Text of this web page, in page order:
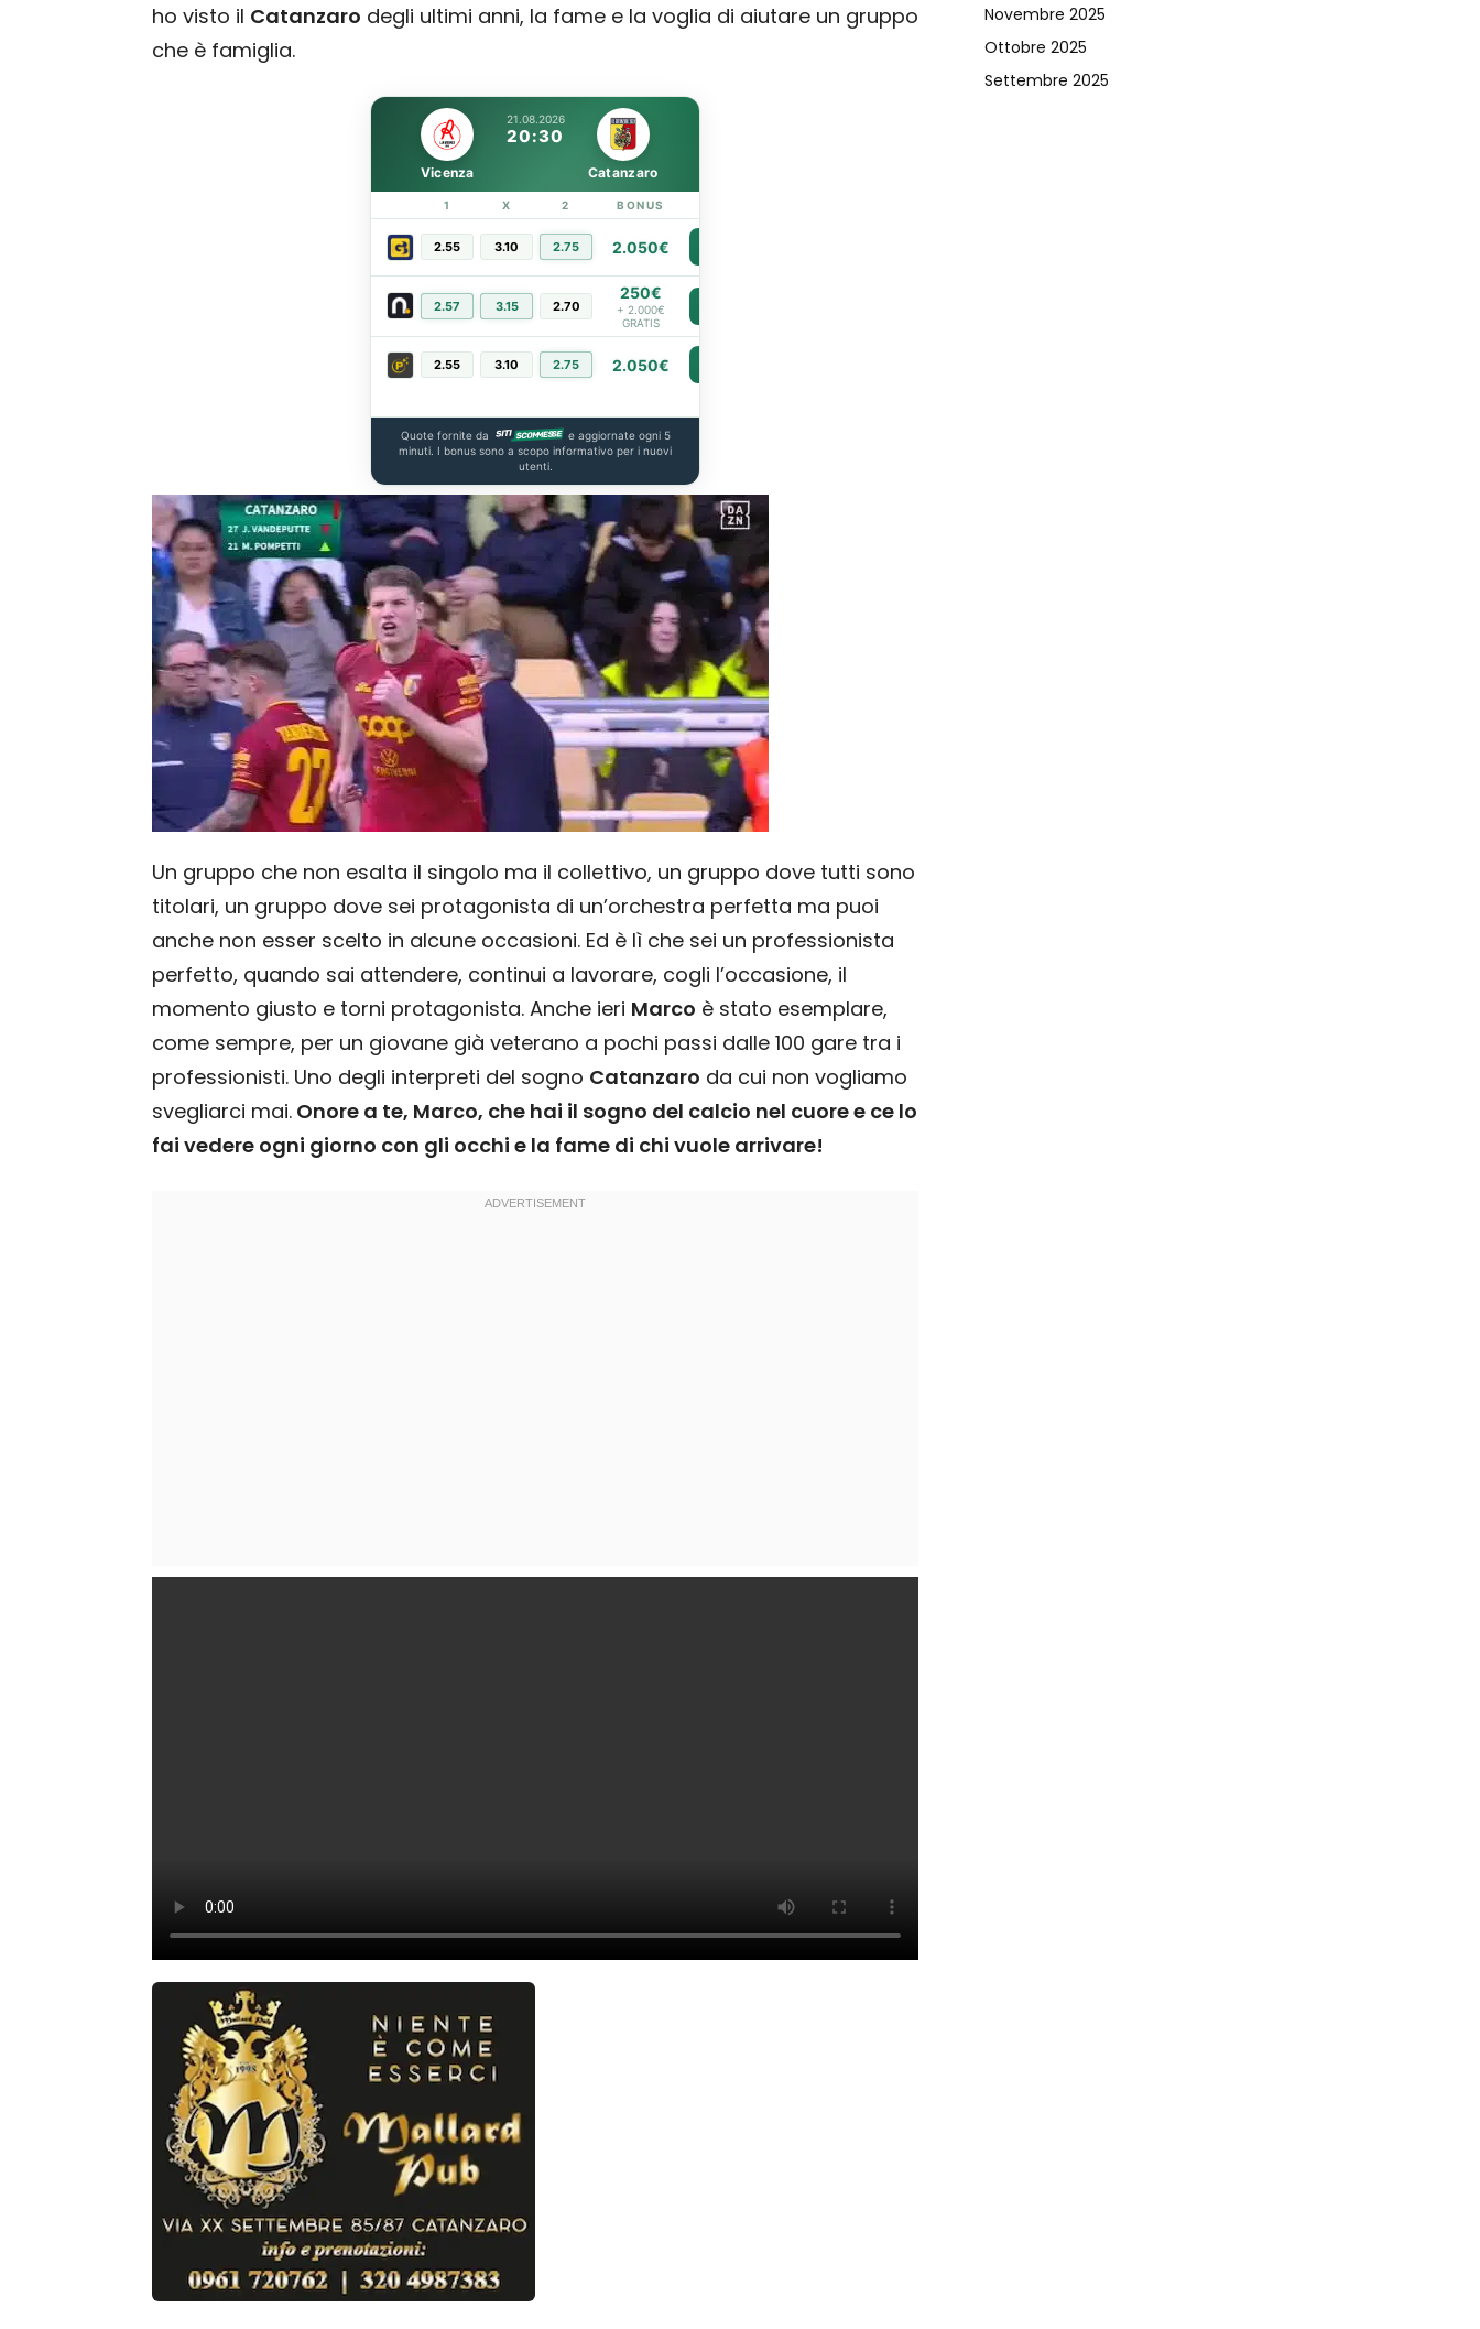
ho visto il Catanzaro degli ultimi anni, la fame e la voglia di aiutare un gruppo
che è famiglia.
21.08.2026
20:30
Vicenza Catanzaro
1 X 2 BONUS
2.55 3.10 2.75 2.050€
2.57 3.15 2.70
250€
+ 2.000€
GRATIS
2.55 3.10 2.75 2.050€
Quote fornite da
e aggiornate ogni 5
minuti. I bonus sono a scopo informativo per i nuovi
utenti.
Un gruppo che non esalta il singolo ma il collettivo, un gruppo dove tutti sono
titolari, un gruppo dove sei protagonista di un’orchestra perfetta ma puoi
anche non esser scelto in alcune occasioni. Ed è lì che sei un professionista
perfetto, quando sai attendere, continui a lavorare, cogli l’occasione, il
momento giusto e torni protagonista. Anche ieri Marco è stato esemplare,
come sempre, per un giovane già veterano a pochi passi dalle 100 gare tra i
professionisti. Uno degli interpreti del sogno Catanzaro da cui non vogliamo
svegliarci mai. Onore a te, Marco, che hai il sogno del calcio nel cuore e ce lo
fai vedere ogni giorno con gli occhi e la fame di chi vuole arrivare!
Novembre 2025
Ottobre 2025
Settembre 2025